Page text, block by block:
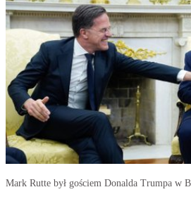
Mark Rutte był gościem Donalda Trumpa w